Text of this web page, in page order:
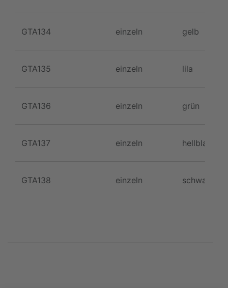
GTA134 einzeln gelb
GTA135 einzeln lila
GTA136 einzeln grün
GTA137 einzeln hellblau
GTA138 einzeln schwarz